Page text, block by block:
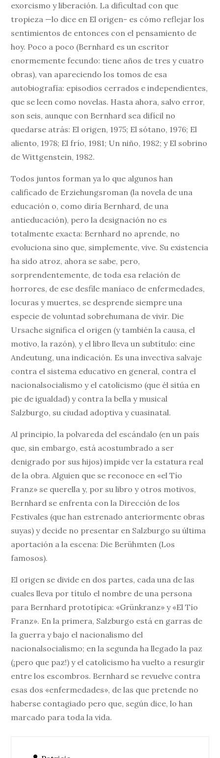
exorcismo y liberación. La dificultad con que
tropieza —lo dice en El origen- es cómo reflejar los
sentimientos de entonces con el pensamiento de
hoy. Poco a poco (Bernhard es un escritor
enormemente fecundo: tiene años de tres y cuatro
obras), van apareciendo los tomos de esa
autobiografía: episodios cerrados e independientes,
que se leen como novelas. Hasta ahora, salvo error,
son seis, aunque con Bernhard sea difícil no
quedarse atrás: El origen, 1975; El sótano, 1976; El
aliento, 1978; El frío, 1981; Un niño, 1982; y El sobrino
de Wittgenstein, 1982.
Todos juntos forman ya lo que algunos han
calificado de Erziehungsroman (la novela de una
educación o, como diría Bernhard, de una
antieducación), pero la designación no es
totalmente exacta: Bernhard no aprende, no
evoluciona sino que, simplemente, vive. Su existencia
ha sido atroz, ahora se sabe, pero,
sorprendentemente, de toda esa relación de
horrores, de ese desfile maníaco de enfermedades,
locuras y muertes, se desprende siempre una
especie de voluntad sobrehumana de vivir. Die
Ursache significa el origen (y también la causa, el
motivo, la razón), y el libro lleva un subtítulo: eine
Andeutung, una indicación. Es una invectiva salvaje
contra el sistema educativo en general, contra el
nacionalsocialismo y el catolicismo (que él sitúa en
pie de igualdad) y contra la bella y musical
Salzburgo, su ciudad adoptiva y cuasinatal.
Al principio, la polvareda del escándalo (en un país
que, sin embargo, está acostumbrado a ser
denigrado por sus hijos) impide ver la estatura real
de la obra. Alguien que se reconoce en «el Tío
Franz» se querella y, por su libro y otros motivos,
Bernhard se enfrenta con la Dirección de los
Festivales (que han estrenado anteriormente obras
suyas) y decide no presentar en Salzburgo su última
aportación a la escena: Die Berühmten (Los
famosos).
El origen se divide en dos partes, cada una de las
cuales lleva por título el nombre de una persona
para Bernhard prototípica: «Grünkranz» y «El Tío
Franz». En la primera, Salzburgo está en garras de
la guerra y bajo el nacionalismo del
nacionalsocialismo; en la segunda ha llegado la paz
(¡pero que paz!) y el catolicismo ha vuelto a resurgir
entre los escombros. Bernhard se revuelve contra
esas dos «enfermedades», de las que pretende no
haberse contagiado pero que, según dice, lo han
marcado para toda la vida.